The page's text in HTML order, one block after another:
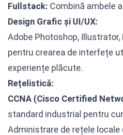
Fullstack: Combină ambele
Design Grafic și UI/UX:
Adobe Photoshop, Illustrator,
pentru crearea de interfețe
experiențe plăcute.
Rețelistică:
CCNA (Cisco Certified
standard industrial pentru
Administrare de rețele locale